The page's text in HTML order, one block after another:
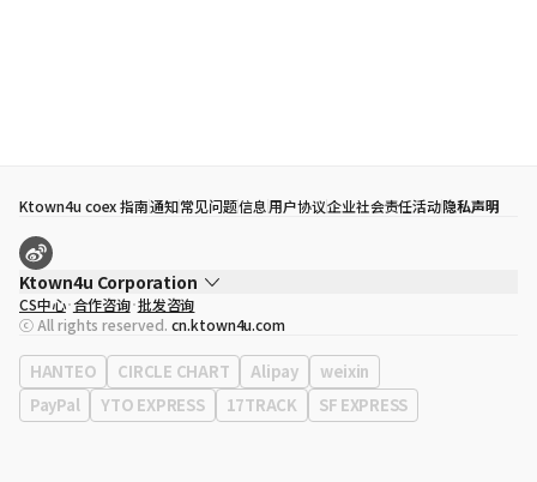
Ktown4u coex 指南通知常见问题信息用户协议企业社会责任活动隐私声明
Ktown4u Corporation
代表
宋効珉
营业执照 120-87-71116
公司地址 首尔特别市 江南区 岭东大路 513号 3楼 （三成洞， coex)
CS中心 合作咨询 批发咨询
ⓒ All rights reserved. cn.ktown4u.com
HANTEO CIRCLE CHART Alipay
weixin
PayPal
YTO EXPRESS 17TRACK SF EXPRESS